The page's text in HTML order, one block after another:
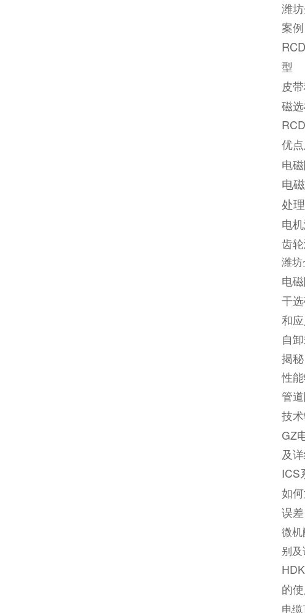
潍
案例
型
皮
磁
优
电
电
处理
电
齿
潍坊
电
干
和
自
揭
性
管
技
GZ
及
ICS
如
误差
微
别
的
电